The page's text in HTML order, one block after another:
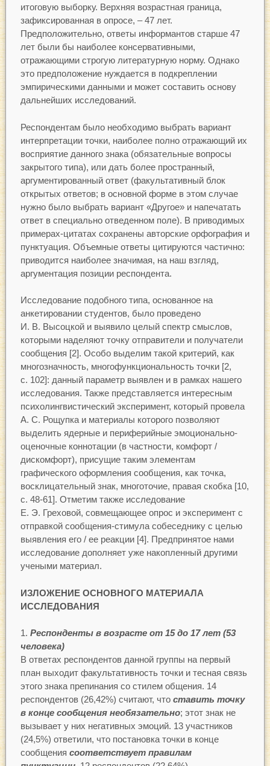
итоговую выборку. Верхняя возрастная граница,
зафиксированная в опросе, – 47 лет.
Предположительно, ответы информантов старше 47
лет были бы наиболее консервативными,
отражающими строгую литературную норму. Однако
это предположение нуждается в подкреплении
эмпирическими данными и может составить основу
дальнейших исследований.
Респондентам было необходимо выбрать вариант
интерпретации точки, наиболее полно отражающий их
восприятие данного знака (обязательные вопросы
закрытого типа), или дать более пространный,
аргументированный ответ (факультативный блок
открытых ответов; в основной форме в этом случае
нужно было выбрать вариант «Другое» и напечатать
ответ в специально отведенном поле). В приводимых
примерах-цитатах сохранены авторские орфография и
пунктуация. Объемные ответы цитируются частично:
приводится наиболее значимая, на наш взгляд,
аргументация позиции респондента.
Исследование подобного типа, основанное на
анкетировании студентов, было проведено
И. В. Высоцкой и выявило целый спектр смыслов,
которыми наделяют точку отправители и получатели
сообщения [2]. Особо выделим такой критерий, как
многозначность, многофункциональность точки [2,
с. 102]: данный параметр выявлен и в рамках нашего
исследования. Также представляется интересным
психолингвистический эксперимент, который провела
А. С. Рощупка и материалы которого позволяют
выделить ядерные и периферийные эмоционально-
оценочные коннотации (в частности, комфорт /
дискомфорт), присущие таким элементам
графического оформления сообщения, как точка,
восклицательный знак, многоточие, правая скобка [10,
с. 48-61]. Отметим также исследование
Е. Э. Греховой, совмещающее опрос и эксперимент с
отправкой сообщения-стимула собеседнику с целью
выявления его / ее реакции [4]. Предпринятое нами
исследование дополняет уже накопленный другими
учеными материал.
ИЗЛОЖЕНИЕ ОСНОВНОГО МАТЕРИАЛА
ИССЛЕДОВАНИЯ
Респонденты в возрасте от 15 до 17 лет (53
человека)
В ответах респондентов данной группы на первый
план выходит факультативность точки и тесная связь
этого знака препинания со стилем общения. 14
респондентов (26,42%) считают, что ставить точку
в конце сообщения необязательно; этот знак не
вызывает у них негативных эмоций. 13 участников
(24,5%) ответили, что постановка точки в конце
сообщения соответствует правилам